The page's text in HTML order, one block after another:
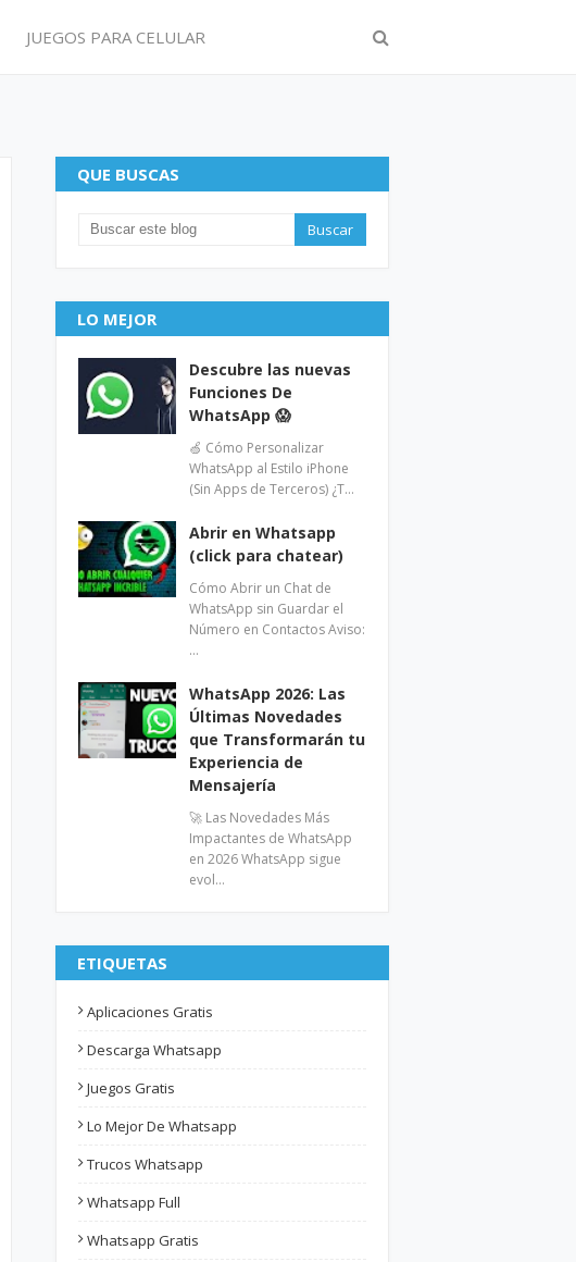
JUEGOS PARA CELULAR
QUE BUSCAS
LO MEJOR
Descubre las nuevas
Funciones De
WhatsApp 😱
🍏 Cómo Personalizar
WhatsApp al Estilo iPhone
(Sin Apps de Terceros) ¿T…
Abrir en Whatsapp
(click para chatear)
Cómo Abrir un Chat de
WhatsApp sin Guardar el
Número en Contactos Aviso:
…
WhatsApp 2026: Las
Últimas Novedades
que Transformarán tu
Experiencia de
Mensajería
🚀 Las Novedades Más
Impactantes de WhatsApp
en 2026 WhatsApp sigue
evol…
ETIQUETAS
Aplicaciones Gratis
Descarga Whatsapp
Juegos Gratis
Lo Mejor De Whatsapp
Trucos Whatsapp
Whatsapp Full
Whatsapp Gratis